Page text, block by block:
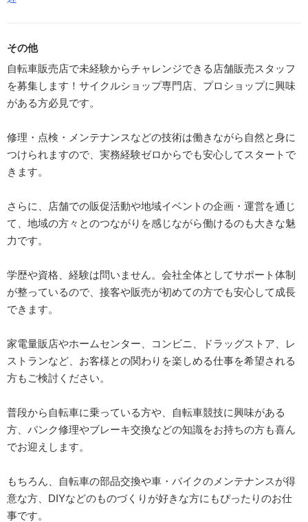
その他
自転車販売店で未経験からチャレンジできる店舗販売スタッフ
を募集します！サイクルショップ専門店、プロショップに興味
がある方必見です。
修理・点検・メンテナンスなどの技術は働きながら自然と身に
つけられますので、実務経験ゼロからでも安心してスタートで
きます。
さらに、店舗での販促活動や地域イベントの企画・運営を通じ
て、地域の方々とのつながりを感じながら働けるのも大きな魅
力です。
学歴や資格、経験は問いません。会社全体としてサポート体制
が整っているので、接客や販売が初めての方でも安心して成長
できます。
家電量販店やホームセンター、コンビニ、ドラッグストア、レ
ストランなど、お客様との関わりを楽しめる仕事を希望される
方もご検討ください。
普段から自転車に乗っている方や、自転車競技に興味がある
方、パンク修理やブレーキ交換などの知識をお持ちの方も喜ん
でお迎えします。
もちろん、自転車の部品交換や車・バイクのメンテナンスが得
意な方、DIYなどのものづくりが好きな方にもぴったりのお仕
事です。